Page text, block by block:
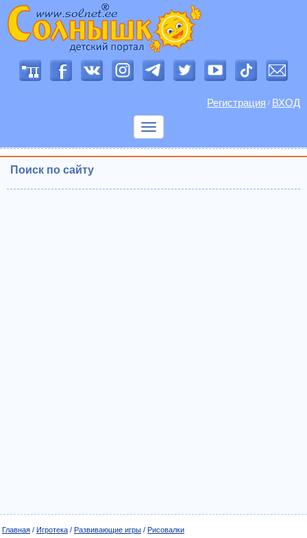
Регистрация / ВХОД
Показать
Поиск по сайту
Главная / Игротека / Развивающие игры / Рисовалки